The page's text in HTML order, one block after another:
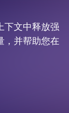
下文中释放强
，并帮助您在